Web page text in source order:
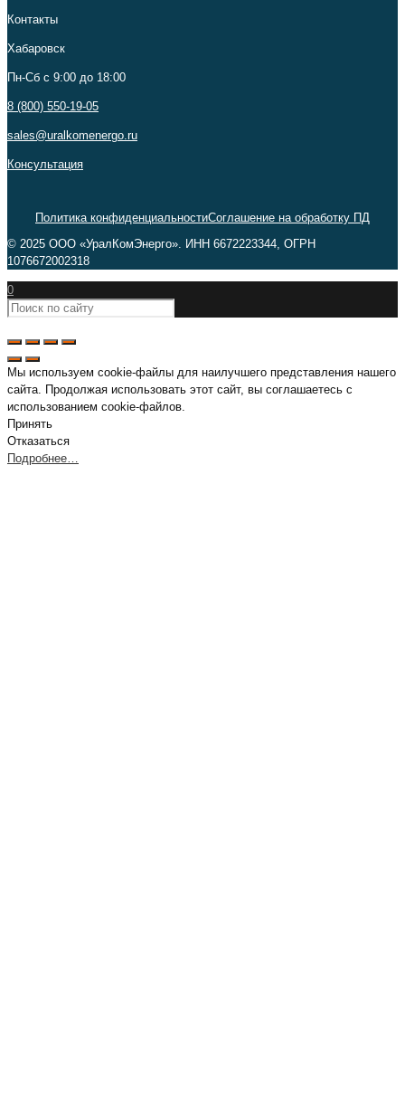
Контакты
Хабаровск
Пн-Сб c 9:00 до 18:00
8 (800) 550-19-05
sales@uralkomenergo.ru
Консультация
Политика конфиденциальностиСоглашение на обработку ПД
© 2025 ООО «УралКомЭнерго». ИНН 6672223344, ОГРН
1076672002318
0
Мы используем cookie-файлы для наилучшего представления нашего
сайта. Продолжая использовать этот сайт, вы соглашаетесь с
использованием cookie-файлов.
Принять
Отказаться
Подробнее…